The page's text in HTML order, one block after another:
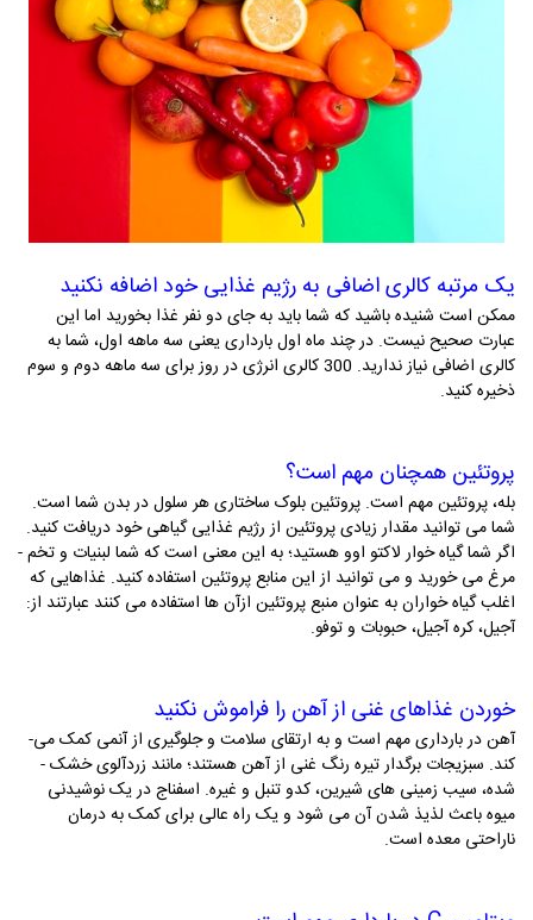
یک مرتبه کالری اضافی به رژیم غذایی خود اضافه نکنید
ممکن است شنیده باشید که شما باید به جای دو نفر غذا بخورید اما این
عبارت صحیح نیست. در چند ماه اول بارداری یعنی سه ماهه­ اول، شما به
کالری اضافی نیاز ندارید. 300 کالری انرژی در روز برای سه ماهه دوم و سوم
ذخیره کنید.
پروتئین همچنان مهم است؟
بله، پروتئین مهم است. پروتئین بلوک ساختاری هر سلول در بدن شما است.
شما می­ توانید مقدار زیادی پروتئین از رژیم غذایی گیاهی خود دریافت کنید.
اگر شما گیاه خوار لاکتو اوو هستید؛ به این معنی است که شما لبنیات و تخم ­
مرغ می­ خورید و می­ توانید از این منابع پروتئین استفاده کنید. غذاهایی که
اغلب گیاه خواران به عنوان منبع پروتئین ازآن ها استفاده می ­کنند عبارتند از:
آجیل، کره آجیل، حبوبات و توفو.
خوردن غذاهای غنی از آهن را فراموش نکنید
آهن در بارداری مهم است و به ارتقای سلامت و جلوگیری از آنمی کمک می­
کند. سبزیجات برگدار تیره رنگ غنی از آهن هستند؛ مانند زردآلوی خشک ­
شده، سیب­ زمینی­ های شیرین، کدو تنبل و غیره. اسفناج در یک نوشیدنی
میوه باعث لذیذ شدن آن می­ شود و یک راه عالی برای کمک به درمان
ناراحتی معده است.